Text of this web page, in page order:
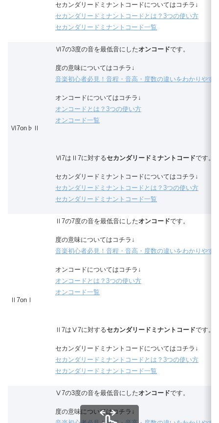
セカンダリードミナントコードについてはコチラ↓
セカンダリードミナントコードとは？3つの使い方
セカンダリードミナントコード一覧
Ⅵ7on♭Ⅱ
Ⅵ7の3度の音を最低音にしたオンコードです。
度の意味についてはコチラ↓
音楽初心者必見！音程・音高・度数の違いをわかりやす
オンコードについてはコチラ↓
オンコードとは？3つの使い方
オンコード一覧
Ⅵ7はⅡ7に対するセカンダリードミナントコードです。
セカンダリードミナントコードについてはコチラ↓
セカンダリードミナントコードとは？3つの使い方
セカンダリードミナントコード一覧
Ⅱ7onⅠ
Ⅱ7の7度の音を最低音にしたオンコードです。
度の意味についてはコチラ↓
音楽初心者必見！音程・音高・度数の違いをわかりやす
オンコードについてはコチラ↓
オンコードとは？3つの使い方
オンコード一覧
Ⅱ7はⅤ7に対するセカンダリードミナントコードです。
セカンダリードミナントコードについてはコチラ↓
セカンダリードミナントコードとは？3つの使い方
セカンダリードミナントコード一覧
Ⅴ7の3度の音を最低音にしたオンコードです。
度の意味についてはコチラ↓